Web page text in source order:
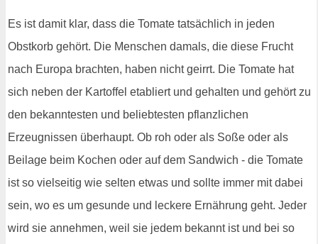
Es ist damit klar, dass die Tomate tatsächlich in jeden
Obstkorb gehört. Die Menschen damals, die diese Frucht
nach Europa brachten, haben nicht geirrt. Die Tomate hat
sich neben der Kartoffel etabliert und gehalten und gehört zu
den bekanntesten und beliebtesten pflanzlichen
Erzeugnissen überhaupt. Ob roh oder als Soße oder als
Beilage beim Kochen oder auf dem Sandwich - die Tomate
ist so vielseitig wie selten etwas und sollte immer mit dabei
sein, wo es um gesunde und leckere Ernährung geht. Jeder
wird sie annehmen, weil sie jedem bekannt ist und bei so